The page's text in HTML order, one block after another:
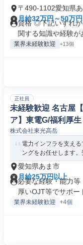
〒490-1102愛知県
月給32万円～50万円
資格 ◎下記いずれか
関する知識や経験が
業界未経験歓迎 +13個
正社員
未経験歓迎 名古屋
ア】東電G/福利厚
株式会社東光高岳
電力インフラを支え
ングをお任せします
愛知県あま市
月給25万円以上
必要な経験・能力
厚いOJT等でサポー
業界未経験歓迎 +4個